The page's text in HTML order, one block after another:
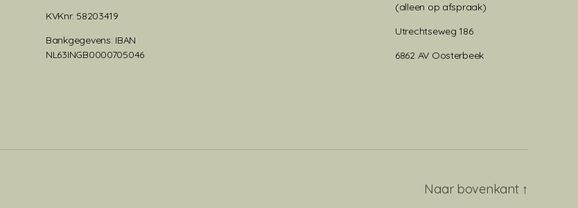
KVKnr. 58203419
Bankgegevens: IBAN
NL63INGB0000705046
(alleen op afspraak)
Utrechtseweg 186
6862 AV Oosterbeek
Naar bovenkant ↑